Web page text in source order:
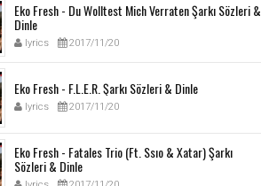
Eko Fresh - Du Wolltest Mich Verraten Şarkı Sözleri &
Dinle
lyrics 2017/11/20
Eko Fresh - F.L.E.R. Şarkı Sözleri & Dinle
lyrics 2017/11/20
Eko Fresh - Fatales Trio (Ft. Ssıo & Xatar) Şarkı
Sözleri & Dinle